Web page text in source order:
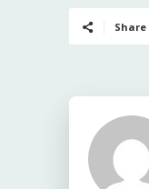
Share